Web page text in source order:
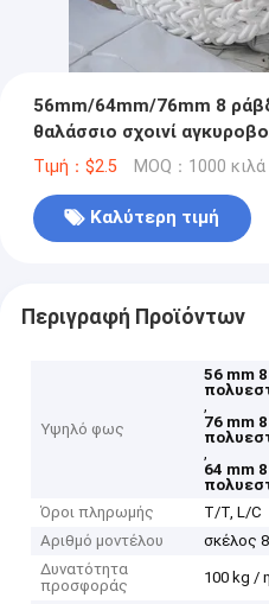
56mm/64mm/76mm 8
θαλάσσιο σχοινί
Τιμή：$2.5 MOQ：1000 κιλά
Καλύτερη τιμή
Περιγραφή Προϊόντων
Υψηλό φως
56 mm
,
76 mm
,
64 mm
Όροι πληρωμής
T/T, L/C
Αριθμό μοντέλου
σκέλος 8
Δυνατότητα
προσφοράς
100 kg /